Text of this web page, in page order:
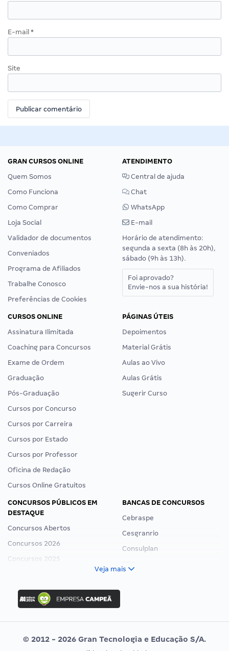
E-mail *
Site
GRAN CURSOS ONLINE
Quem Somos
Como Funciona
Como Comprar
Loja Social
Validador de documentos
Conveniados
Programa de Afiliados
Trabalhe Conosco
Preferências de Cookies
ATENDIMENTO
Central de ajuda
Chat
WhatsApp
E-mail
Horário de atendimento:
segunda a sexta (8h às 20h),
sábado (9h às 13h).
Foi aprovado?
Envie-nos a sua história!
CURSOS ONLINE
Assinatura Ilimitada
Coaching para Concursos
Exame de Ordem
Graduação
Pós-Graduação
Cursos por Concurso
Cursos por Carreira
Cursos por Estado
Cursos por Professor
Oficina de Redação
Cursos Online Gratuitos
PÁGINAS ÚTEIS
Depoimentos
Material Grátis
Aulas ao Vivo
Aulas Grátis
Sugerir Curso
CONCURSOS PÚBLICOS EM
DESTAQUE
Concursos Abertos
Concursos 2026
Concursos 2025
Concurso Ibama
Concurso MPU
Editais publicados
BANCAS DE CONCURSOS
Cebraspe
Cesgranrio
Consulplan
Vunesp
Veja mais
© 2012 - 2026 Gran Tecnologia e Educação S/A.